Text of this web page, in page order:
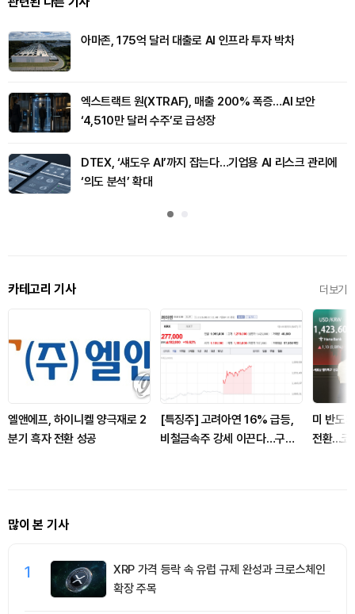
아마존, 175억 달러 대출로 AI 인프라 투자 박차
엑스트랙트 원(XTRAF), 매출 200% 폭증…AI 보안
‘4,510만 달러 수주’로 급성장
DTEX, ‘섀도우 AI’까지 잡는다…기업용 AI 리스크 관리에
‘의도 분석’ 확대
카테고리 기사 더보기
엘앤에프, 하이니켈 양극재로 2
분기 흑자 전환 성공
[특징주] 고려아연 16% 급등,
비철금속주 강세 이끈다…구리
미 반도
전환...
많이 본 기사
1
XRP 가격 등락 속 유럽 규제 완성과 크로스체인
확장 주목